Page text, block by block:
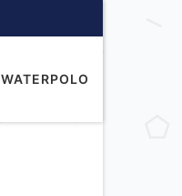
WATERPOLO